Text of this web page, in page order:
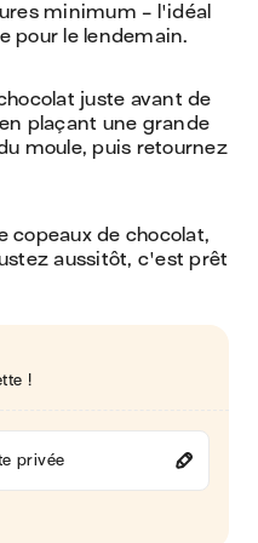
minimum - l'idéal
pour le lendemain.
juste avant de
plaçant une grande
moule, puis retournez
copeaux de chocolat,
aussitôt, c'est prêt
!
privée